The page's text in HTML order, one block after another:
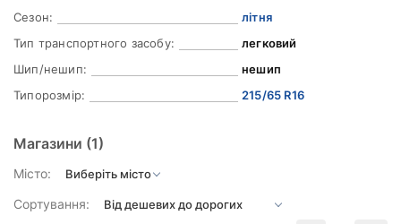
Сезон:
літня
Тип транспортного засобу:
легковий
Шип/нешип:
нешип
Типорозмір:
215/65 R16
Магазини (1)
Місто:
Сортування: